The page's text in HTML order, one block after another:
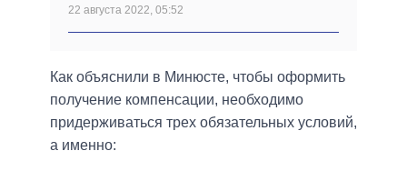
22 августа 2022, 05:52
Как объяснили в Минюсте, чтобы оформить
получение компенсации, необходимо
придерживаться трех обязательных условий,
а именно: